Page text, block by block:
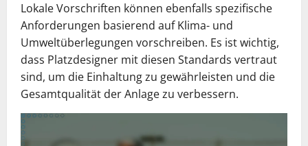
Lokale Vorschriften können ebenfalls spezifische
Anforderungen basierend auf Klima- und
Umweltüberlegungen vorschreiben. Es ist wichtig,
dass Platzdesigner mit diesen Standards vertraut
sind, um die Einhaltung zu gewährleisten und die
Gesamtqualität der Anlage zu verbessern.